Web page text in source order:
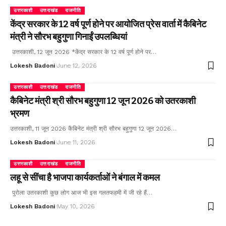
उत्तरकाशी उत्तराखंड राजनीति
केंद्र सरकार के 12 वर्ष पूर्ण होने पर आयोजित प्रेस वार्ता में कैबिनेट
मंत्री ने सौरभ बहुगुणा गिनाईं उपलब्धियां
उत्तरकाशी, 12 जून 2026 *केंद्र सरकार के 12 वर्ष पूर्ण होने पर…
Lokesh Badoni June 12, 2026
उत्तरकाशी उत्तराखंड राजनीति
कैबिनेट मंत्री श्री सौरभ बहुगुणा 12 जून 2026 को उतरकाशी
भ्रमण
उत्तरकाशी, 11 जून 2026 कैबिनेट मंत्री श्री सौरभ बहुगुणा 12 जून 2026…
Lokesh Badoni June 11, 2026
उत्तरकाशी उत्तराखंड राजनीति
लहू से सींचा है भाजपा कार्यकर्ताओं ने बंगाल में कमल
पुरोला उतरकाशी कुछ लोग आज भी इस गलतफहमी में जी रहे हैं…
Lokesh Badoni May 10, 2026